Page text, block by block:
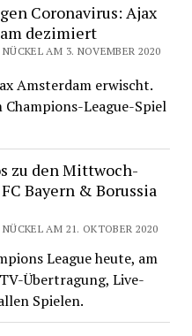
Coronavirus: Ajax
dezimiert
AM 3. NOVEMBER 2020
Amsterdam erwischt.
League-Spiel
zu den Mittwoch-
Bayern & Borussia
AM 21. OKTOBER 2020
League heute, am
Übertragung, Live-
Spielen.